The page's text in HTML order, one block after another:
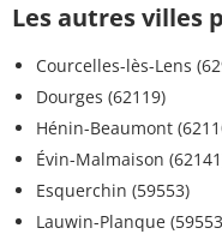
Les autres villes
Courcelles-lès-Lens
Dourges (62119)
Hénin-Beaumont
Évin-Malmaison
Esquerchin (59553)
Lauwin-Planque